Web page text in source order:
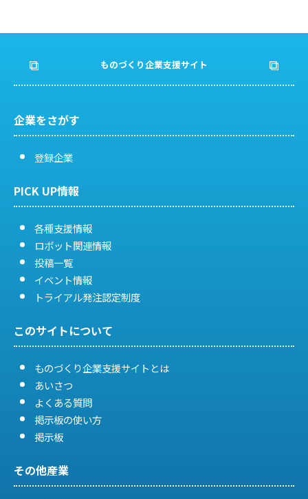
ナ
ビ
ゲ
ー
シ
ョ
ン
ものづくり企業支援サイト
企業をさがす
登録企業
PICK UP情報
各種支援情報
ロボット関連情報
投稿一覧
イベント情報
トライアル発注認定制度
このサイトについて
ものづくり企業支援サイトとは
あいさつ
よくある質問
掲示板の使い方
掲示板
その他産業